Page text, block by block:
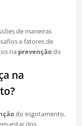
de maneiras
e fatores de
na prevençãodo
na
do esgotamento.
estar dos